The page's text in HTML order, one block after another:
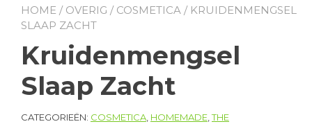
HOME / OVERIG / COSMETICA / KRUIDENMENGSEL
SLAAP ZACHT
Kruidenmengsel
Slaap Zacht
CATEGORIEËN: COSMETICA HOMEMADE ,THE